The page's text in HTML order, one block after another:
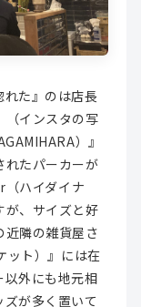
た』のは店長
（インスタの写
）』
れたパーカーが
ハイダイナ
が、サイズと好
近隣の雑貨屋さ
ット）』には在
外にも地元相
が多く置いて